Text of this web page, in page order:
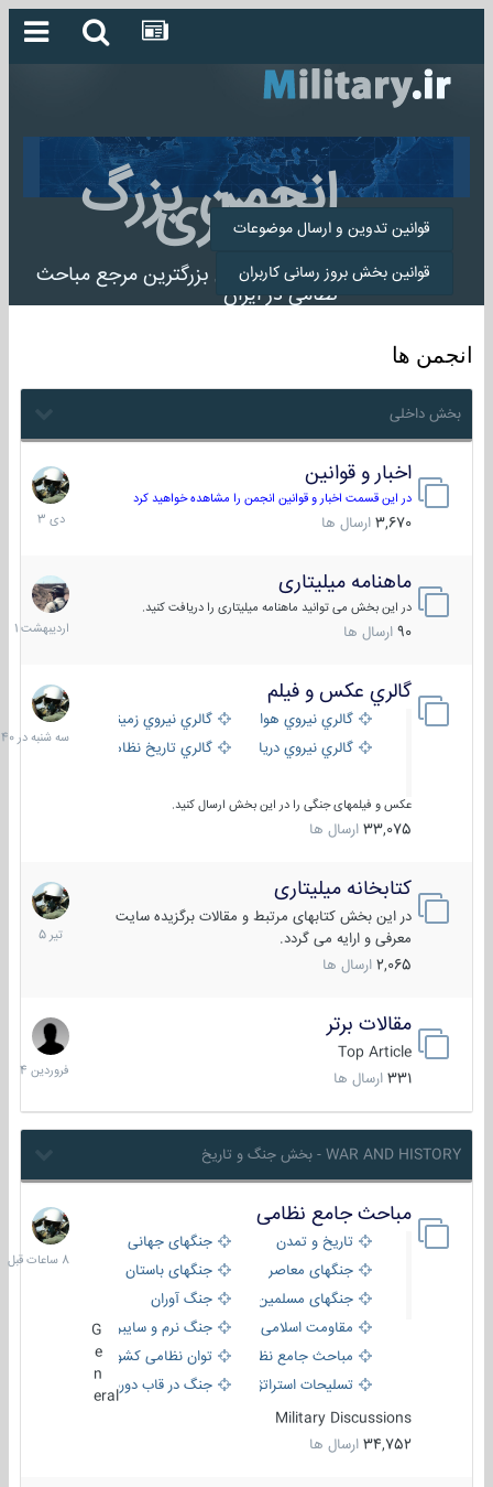
انجمن بزرگ
میلیتاری
انجمن میلیتاری بزرگترین مرجع مباحث
نظامی در ایران
قوانین تدوین و ارسال موضوعات
قوانین بخش بروز رسانی کاربران
انجمن ها
بخش داخلی
اخبار و قوانین
در این قسمت اخبار و قوانین انجمن را مشاهده خواهید کرد
3,670 ارسال ها
22
دی
1403
ماهنامه میلیتاری
در این بخش می توانید ماهنامه میلیتاری را دریافت کنید.
90 ارسال ها
30
1401
گالري عكس و فيلم
گالري نيروي هوايي
گالري نيروي زميني
گالري نيروي دريايي
گالري تاریخ نظامی
عکس و فیلمهای جنگی را در این بخش ارسال کنید.
33,075 ارسال ها
سه
شنبه
در
کتابخانه میلیتاری
در این بخش کتابهای مرتبط و مقالات برگزیده سایت
معرفی و ارایه می گردد.
2,065 ارسال ها
16
تیر
1405
مقالات برتر
Top Article
331 ارسال ها
29
فروردین
1404
WAR AND HISTORY - بخش جنگ و تاریخ
مباحث جامع نظامی
تاریخ و تمدن
جنگهای جهانی
جنگهای معاصر
جنگهای باستان
جنگهای مسلمین
جنگ آوران
مقاومت اسلامی
جنگ نرم و سایبری
مباحث جامع نظامی
توان نظامی کشورها
تسلیحات استراتژیک
جنگ در قاب دوربین
eral
Military Discussions
34,752 ارسال ها
8
ساعات
قبل